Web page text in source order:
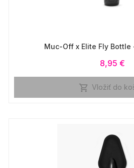
Muc-Off x Elite Fly Bottle
8,95 €
 Vložiť do